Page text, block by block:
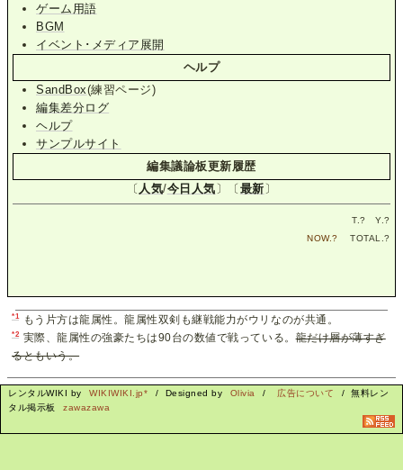
ゲーム用語
BGM
イベント･メディア展開
ヘルプ
SandBox(練習ページ)
編集差分ログ
ヘルプ
サンプルサイト
編集議論板更新履歴
〔 人気/今日人気 〕〔 最新 〕
T.? Y.?
NOW.? TOTAL.?
*1 もう片方は龍属性。龍属性双剣も継戦能力がウリなのが共通。
*2 実際、龍属性の強豪たちは90台の数値で戦っている。龍だけ層が薄すぎ
るともいう。
レンタルWIKI by WIKIWIKI.jp* / Designed by Olivia / 広告について
/ 無料レン
タル掲示板
zawazawa